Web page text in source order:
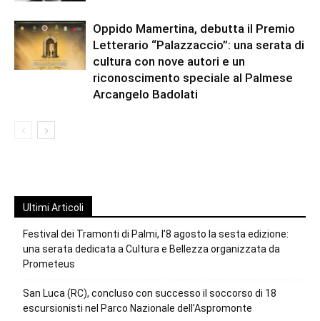
Oppido Mamertina, debutta il Premio
Letterario “Palazzaccio”: una serata di
cultura con nove autori e un
riconoscimento speciale al Palmese
Arcangelo Badolati
Ultimi Articoli
Festival dei Tramonti di Palmi, l’8 agosto la sesta edizione:
una serata dedicata a Cultura e Bellezza organizzata da
Prometeus
San Luca (RC), concluso con successo il soccorso di 18
escursionisti nel Parco Nazionale dell’Aspromonte